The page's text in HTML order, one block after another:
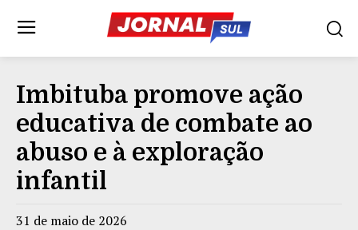
Imbituba promove ação
educativa de combate ao
abuso e à exploração
infantil
31 de maio de 2026